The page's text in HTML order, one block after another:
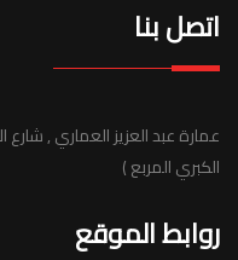
اتصل بنا
عمارة عبد العزيز العماري ,
الكبري المربع )
روابط الموقع